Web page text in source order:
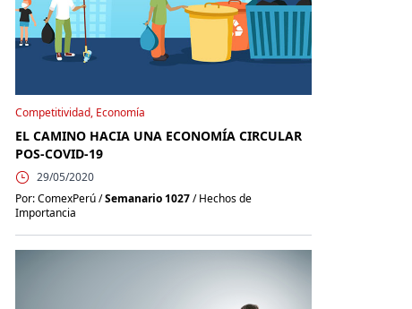
Competitividad, Economía
EL CAMINO HACIA UNA ECONOMÍA CIRCULAR
POS-COVID-19
29/05/2020
Por: ComexPerú /Semanario 1027/ Hechos de
Importancia